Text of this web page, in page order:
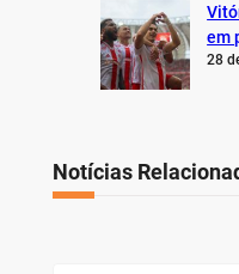
em
28
Notícias